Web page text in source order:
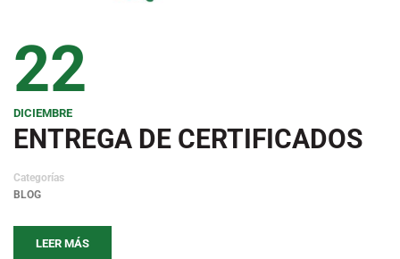
22
DICIEMBRE
ENTREGA DE CERTIFICADOS
Categorías
BLOG
LEER MÁS